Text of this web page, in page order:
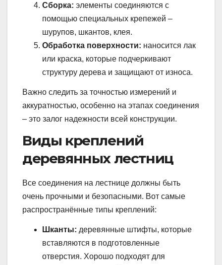
Сборка: элементы соединяются с
помощью специальных крепежей –
шурупов, шкантов, клея.
Обработка поверхности: наносится лак
или краска, которые подчеркивают
структуру дерева и защищают от износа.
Важно следить за точностью измерений и
аккуратностью, особенно на этапах соединения
– это залог надежности всей конструкции.
Виды креплений
деревянных лестниц
Все соединения на лестнице должны быть
очень прочными и безопасными. Вот самые
распространённые типы креплений:
Шканты: деревянные штифты, которые
вставляются в подготовленные
отверстия. Хорошо подходят для